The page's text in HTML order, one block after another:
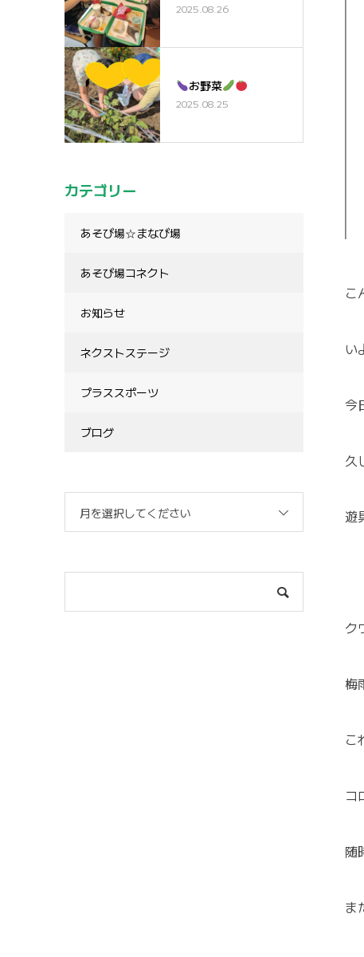
こ
い
今
久
遊
ク
梅
こ
コ
随
ま
2025.08.26
お野菜
2025.08.25
カテゴリー
あそび場☆まなび場
あそび場コネクト
お知らせ
ネクストステージ
プラススポーツ
ブログ
月を選択してください